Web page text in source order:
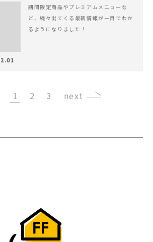
期間限定商品やプレミアムメニューな
ど、続々出てくる最新情報が一目でわか
るようになりました！
1 2 3 ›